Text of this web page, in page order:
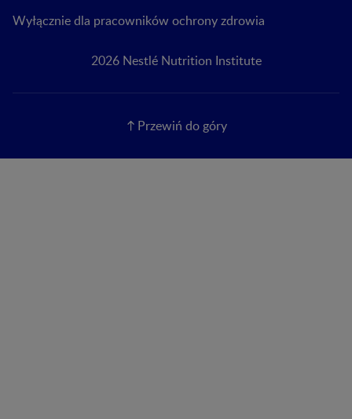
Wyłącznie dla pracowników ochrony zdrowia
2026 Nestlé Nutrition Institute
Przewiń do góry